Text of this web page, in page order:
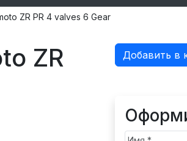
ZR PR 4 valves 6 Gear
ZR
Добавить в